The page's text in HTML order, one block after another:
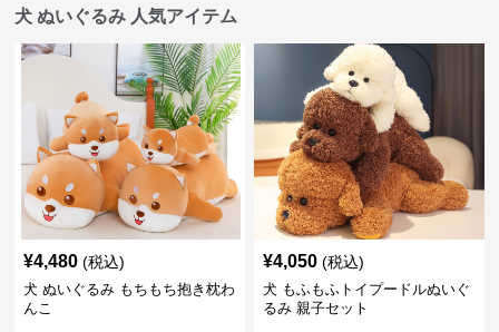
犬 ぬいぐるみ 人気アイテム
¥4,480 (税込)
犬 ぬいぐるみ もちもち抱き枕わ
んこ
¥4,050 (税込)
犬 もふもふトイプードルぬいぐ
るみ 親子セット